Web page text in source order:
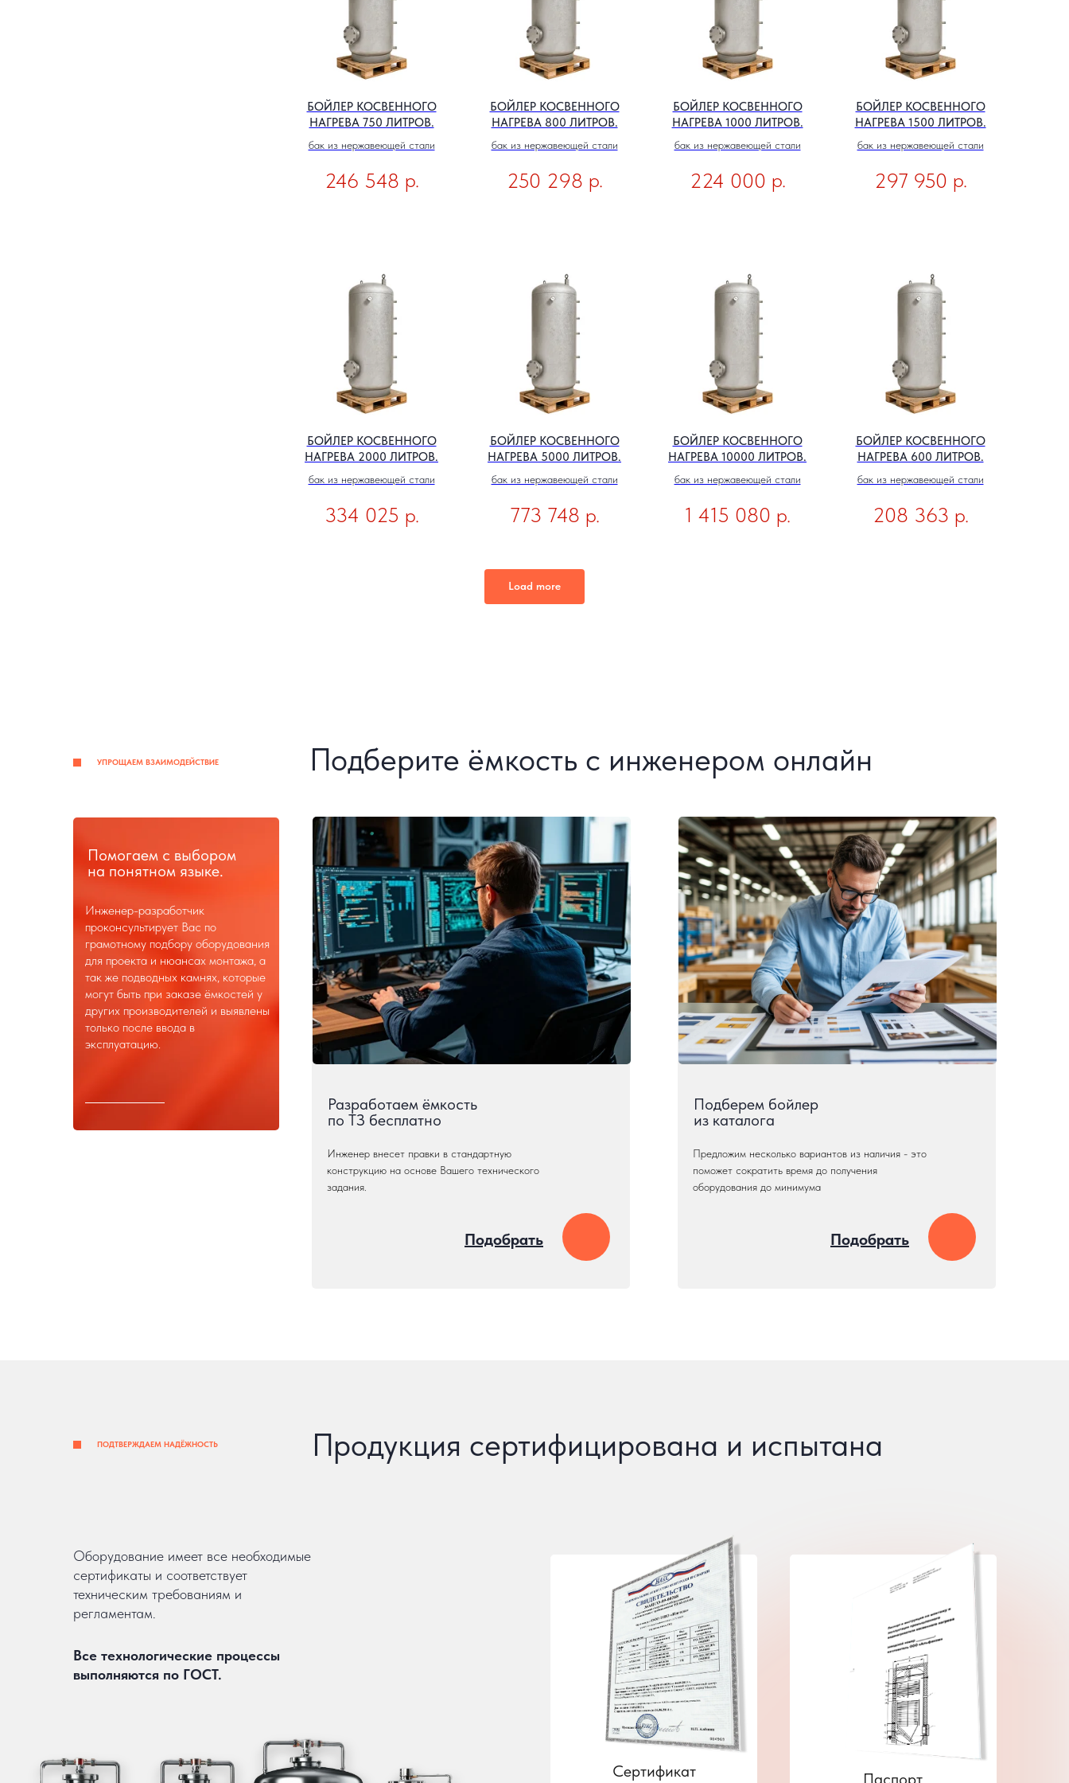
БОЙЛЕР КОСВЕННОГО
НАГРЕВА 750 ЛИТРОВ.
бак из нержавеющей стали
246 548 р.
БОЙЛЕР КОСВЕННОГО
НАГРЕВА 800 ЛИТРОВ.
бак из нержавеющей стали
250 298 р.
БОЙЛЕР КОСВЕННОГО
НАГРЕВА 1000 ЛИТРОВ.
бак из нержавеющей стали
224 000 р.
БОЙЛЕР КОСВЕННОГО
НАГРЕВА 1500 ЛИТРОВ.
бак из нержавеющей стали
297 950 р.
БОЙЛЕР КОСВЕННОГО
НАГРЕВА 2000 ЛИТРОВ.
бак из нержавеющей стали
334 025 р.
БОЙЛЕР КОСВЕННОГО
НАГРЕВА 5000 ЛИТРОВ.
бак из нержавеющей стали
773 748 р.
БОЙЛЕР КОСВЕННОГО
НАГРЕВА 10000 ЛИТРОВ.
бак из нержавеющей стали
1 415 080 р.
БОЙЛЕР КОСВЕННОГО
НАГРЕВА 600 ЛИТРОВ.
бак из нержавеющей стали
208 363 р.
Load more
Подберите ёмкость с инженером онлайн
Инженер-разработчик
проконсультирует Вас по
грамотному подбору оборудования
для проекта и нюансах монтажа, а
так же подводных камнях, которые
могут быть при заказе ёмкостей у
других производителей и выявлены
только после ввода в
эксплуатацию.
УПРОЩАЕМ ВЗАИМОДЕЙСТВИЕ
Предложим несколько вариантов из наличия - это
поможет сократить время до получения
оборудования до минимума
Подберем бойлер
из каталога
Подобрать
Разработаем ёмкость
по ТЗ бесплатно
Помогаем с выбором
на понятном языке.
Инженер внесет правки в стандартную
конструкцию на основе Вашего технического
задания.
Подобрать
Продукция сертифицирована и испытана
Паспорт
Сертификат
Оборудование имеет все необходимые
сертификаты и соответствует
техническим требованиям и
регламентам.
Все технологические процессы
выполняются по ГОСТ.
ПОДТВЕРЖДАЕМ НАДЁЖНОСТЬ